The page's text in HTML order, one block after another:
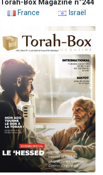
Torah-Box Magazine n°244
France
Israël